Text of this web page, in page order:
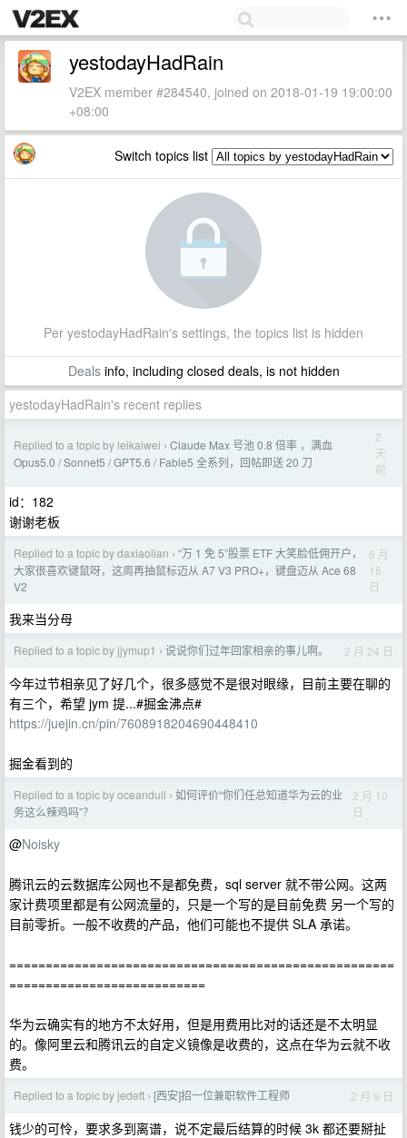
yestodayHadRain
V2EX member #284540, joined on 2018-01-19 19:00:00
+08:00
Switch topics list
Per yestodayHadRain's settings, the topics list is hidden
Dealsinfo, including closed deals, is not hidden
yestodayHadRain's recent replies
Replied to a topic by leikaiwei › Claude Max 号池 0.8 倍率 ，满血
Opus5.0 / Sonnet5 / GPT5.6 / Fable5 全系列，回帖即送 20 刀
2
天
前
id：182
谢谢老板
Replied to a topic by daxiaolian › “万 1 免 5”股票 ETF 大笑脸低佣开户，
大家很喜欢键鼠呀，这周再抽鼠标迈从 A7 V3 PRO+，键盘迈从 Ace 68
V2
6 月
16
日
我来当分母
Replied to a topic by jjymup1 › 说说你们过年回家相亲的事儿啊。 2 月 24 日
今年过节相亲见了好几个，很多感觉不是很对眼缘，目前主要在聊的
有三个，希望 jym 提...#掘金沸点#
https://juejin.cn/pin/7608918204690448410
掘金看到的
Replied to a topic by oceandull › 如何评价“你们任总知道华为云的业
务这么辣鸡吗”？
2 月 10
日
@Noisky
腾讯云的云数据库公网也不是都免费，sql server 就不带公网。这两
家计费项里都是有公网流量的，只是一个写的是目前免费 另一个写的
目前零折。一般不收费的产品，他们可能也不提供 SLA 承诺。
=====================================================
===========================
华为云确实有的地方不太好用，但是用费用比对的话还是不太明显
的。像阿里云和腾讯云的自定义镜像是收费的，这点在华为云就不收
费。
Replied to a topic by jedeft › [西安]招一位兼职软件工程师 2 月 9 日
钱少的可怜，要求多到离谱，说不定最后结算的时候 3k 都还要掰扯